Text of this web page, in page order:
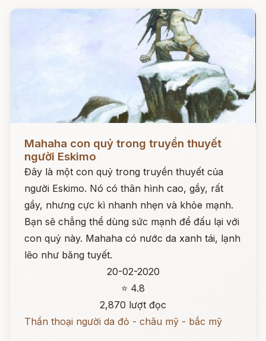
Mahaha con quỷ trong truyền thuyết
người Eskimo
Đây là một con quỷ trong truyền thuyết của
người Eskimo. Nó có thân hình cao, gầy, rất
gầy, nhưng cực kì nhanh nhẹn và khỏe mạnh.
Bạn sẽ chẳng thể dùng sức mạnh để đấu lại với
con quỷ này. Mahaha có nước da xanh tái, lạnh
lẽo như băng tuyết.
20-02-2020
⭐ 4.8
2,870 lượt đọc
Thần thoại người da đỏ - châu mỹ - bắc mỹ